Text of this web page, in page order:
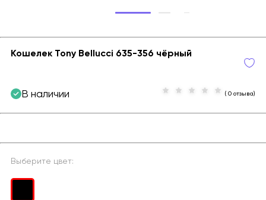
Кошелек Tony Bellucci 635-356 чёрный
В наличии ( 0 отзыва)
Выберите цвет: